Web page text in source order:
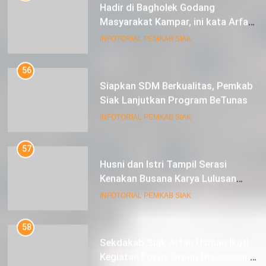
Masyarakat Kampar, ini kata Arfan
Usman
INFOTORIAL PEMKAB SIAK
56
Siak Lanjutkan Program BeTunas
INFOTORIAL PEMKAB SIAK
57
Kenakan Busana Karya Lulusan
SMK Pariwisata Siak, di Lancang
Kuning Carnival
INFOTORIAL PEMKAB SIAK
58
Kegiatan Focus Group Discussion
Tentang Kebijakan Penganggaran